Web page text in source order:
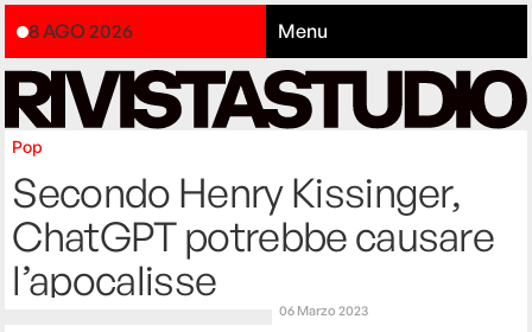
8 AGO 2026 Menu
Pop
Secondo Henry Kissinger,
ChatGPT potrebbe causare
l’apocalisse
06 Marzo 2023